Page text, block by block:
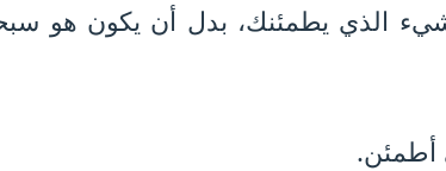
الذي يطمئنك، بدل أن يكون هو
أطمئن.